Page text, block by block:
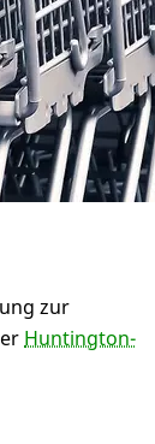
zur
Huntington-